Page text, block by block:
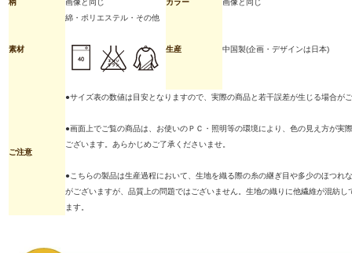
柄 画像と同じ カラー 画像と同じ
素材
綿・ポリエステル・その他
生産 中国製(企画・デザインは日本)
ご注意
●サイズ表の数値は目安となりますので、実際の商品と若干誤差が生じる場合が
●画面上でご覧の商品は、お使いのＰＣ・照明等の環境により、色の見え方が実
ございます。あらかじめご了承くださいませ。
●こちらの製品は生産過程において、生地を織る際の糸の継ぎ目や多少のほつれ
がございますが、品質上の問題ではございません。生地の織りに他繊維が混紡し
ます。